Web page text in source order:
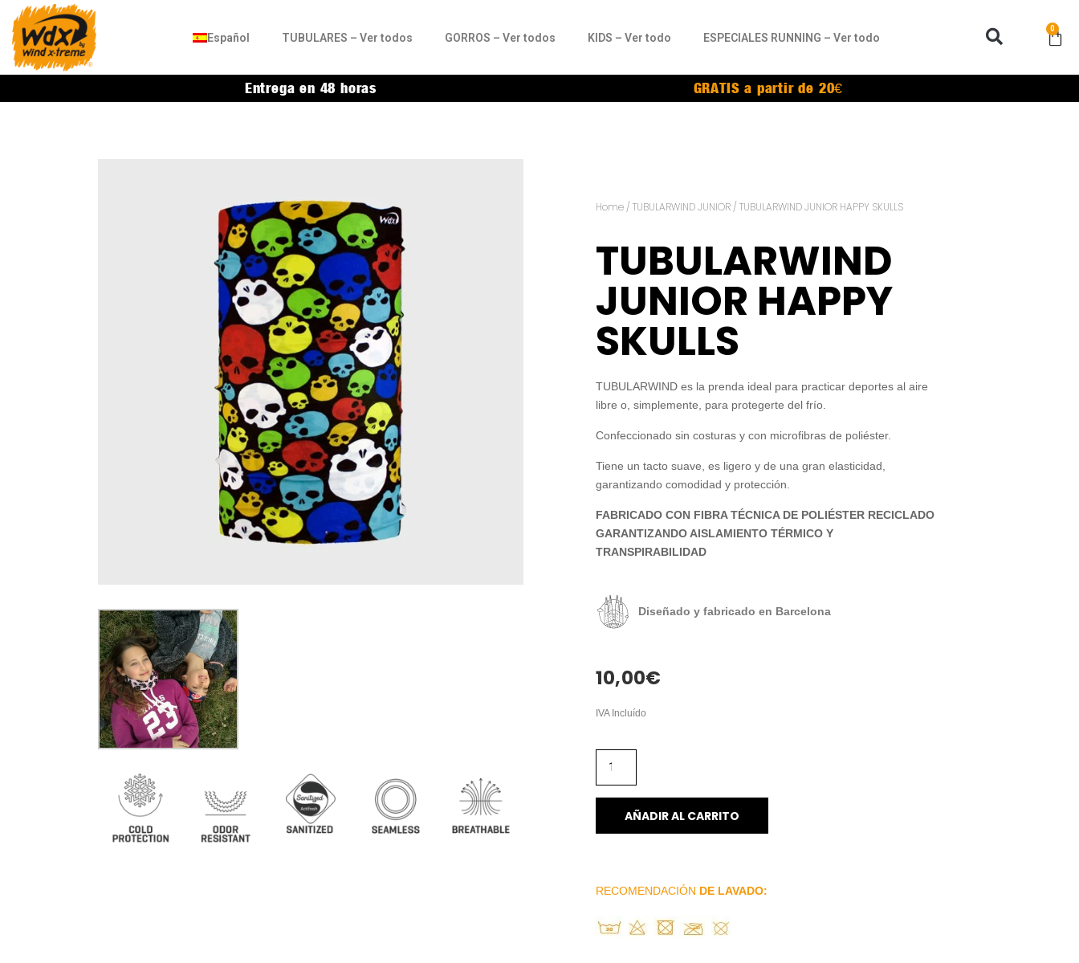
Español TUBULARES – Ver todos GORROS – Ver todos KIDS – Ver todo ESPECIALES RUNNING – Ver todo
0
Entrega en 48 horas GRATIS a partir de 20€
Home / TUBULARWIND JUNIOR / TUBULARWIND JUNIOR HAPPY SKULLS
TUBULARWIND
JUNIOR HAPPY
SKULLS
TUBULARWIND es la prenda ideal para practicar deportes al aire
libre o, simplemente, para protegerte del frío.
Confeccionado sin costuras y con microfibras de poliéster.
Tiene un tacto suave, es ligero y de una gran elasticidad,
garantizando comodidad y protección.
FABRICADO CON FIBRA TÉCNICA DE POLIÉSTER RECICLADO
GARANTIZANDO AISLAMIENTO TÉRMICO Y
TRANSPIRABILIDAD
Diseñado y fabricado en Barcelona
10,00€
IVA Incluído
AÑADIR AL CARRITO
RECOMENDACIÓN DE LAVADO: